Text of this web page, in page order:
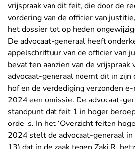
vrijspraak van dit feit, die door de
vordering van de officier van
het dossier tot op heden
De advocaat-generaal heeft
appelschriftuur van de officier van
bevat ten aanzien van de vrijspraak
advocaat-generaal noemt dit in
hof en de verdediging verzonden
2024 een omissie. De advocaat-
standpunt dat feit 1 in hoger
orde is. In het ‘Overzicht feiten
2024 stelt de advocaat-generaal in